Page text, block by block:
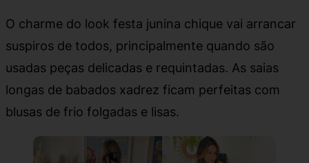
O charme do look festa junina chique vai arrancar
suspiros de todos, principalmente quando são
usadas peças delicadas e requintadas. As saias
longas de babados xadrez ficam perfeitas com
blusas de frio folgadas e lisas.